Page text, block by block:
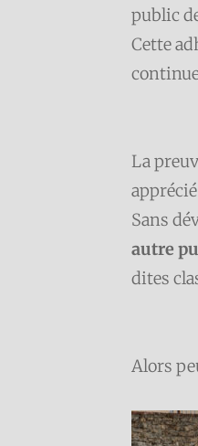
public
Cette
La
Sans
autre
dites
Alors